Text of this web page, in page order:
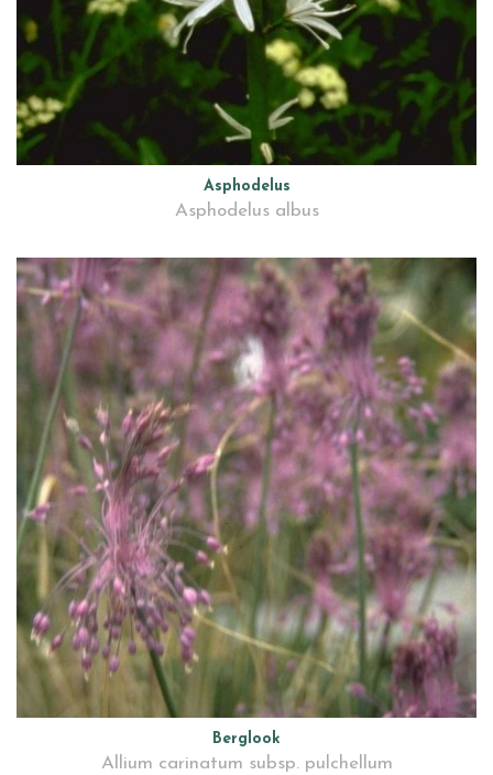
Asphodelus
Asphodelus albus
Berglook
Allium carinatum subsp. pulchellum